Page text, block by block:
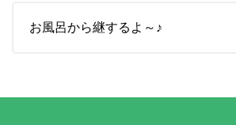
お風呂から継するよ～♪